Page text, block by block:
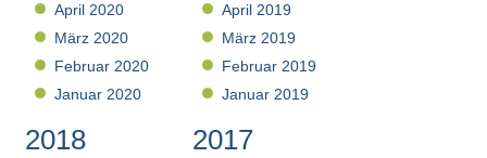
April 2020
März 2020
Februar 2020
Januar 2020
April 2019
März 2019
Februar 2019
Januar 2019
2018 2017